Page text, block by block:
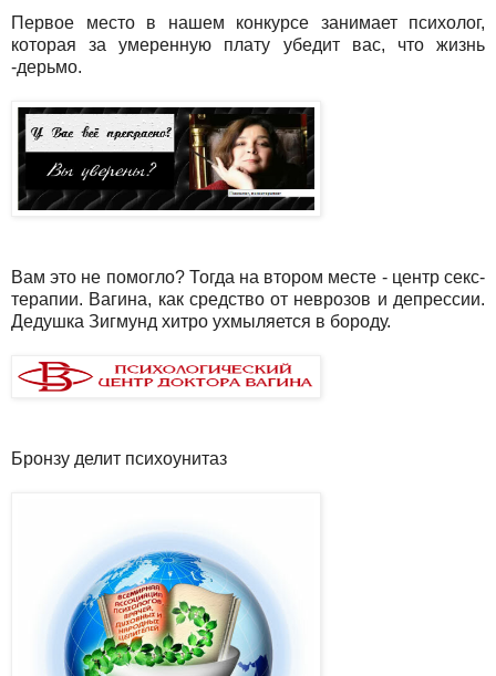
Первое место в нашем конкурсе занимает психолог,
которая за умеренную плату убедит вас, что жизнь
-дерьмо.
Вам это не помогло? Тогда на втором месте - центр секс-
терапии. Вагина, как средство от неврозов и депрессии.
Дедушка Зигмунд хитро ухмыляется в бороду.
Бронзу делит психоунитаз